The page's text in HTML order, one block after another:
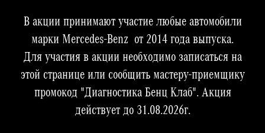
В акции принимают участие любые автомобили
марки Mercedes-Benz от 2014 года выпуска.
Для участия в акции необходимо записаться на
этой странице или сообщить мастеру-приемщику
промокод "Диагностика Бенц Клаб". Акция
действует до 31.08.2026г.